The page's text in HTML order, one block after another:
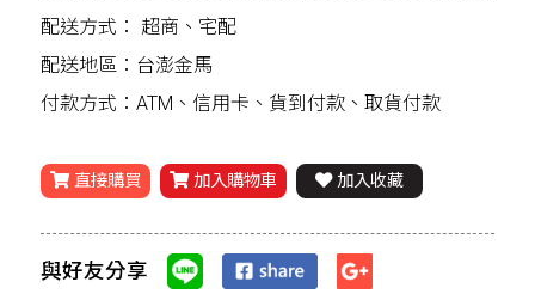
配送方式： 超商、宅配
配送地區：台澎金馬
付款方式：ATM、信用卡、貨到付款、取貨付款
直接購買 加入購物車 加入收藏
與好友分享